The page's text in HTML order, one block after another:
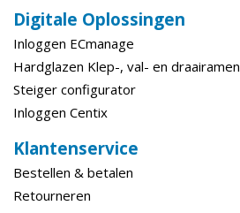
Digitale Oplossingen
Inloggen ECmanage
Hardglazen Klep-, val- en draairamen
Steiger configurator
Inloggen Centix
Klantenservice
Bestellen & betalen
Retourneren